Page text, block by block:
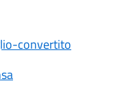
convertito